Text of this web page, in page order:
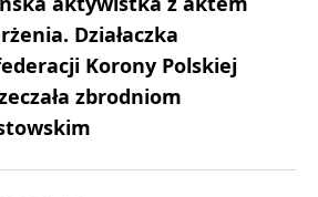
Działaczka
Korony Polskiej
zbrodniom